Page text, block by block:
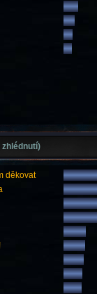
děkovat